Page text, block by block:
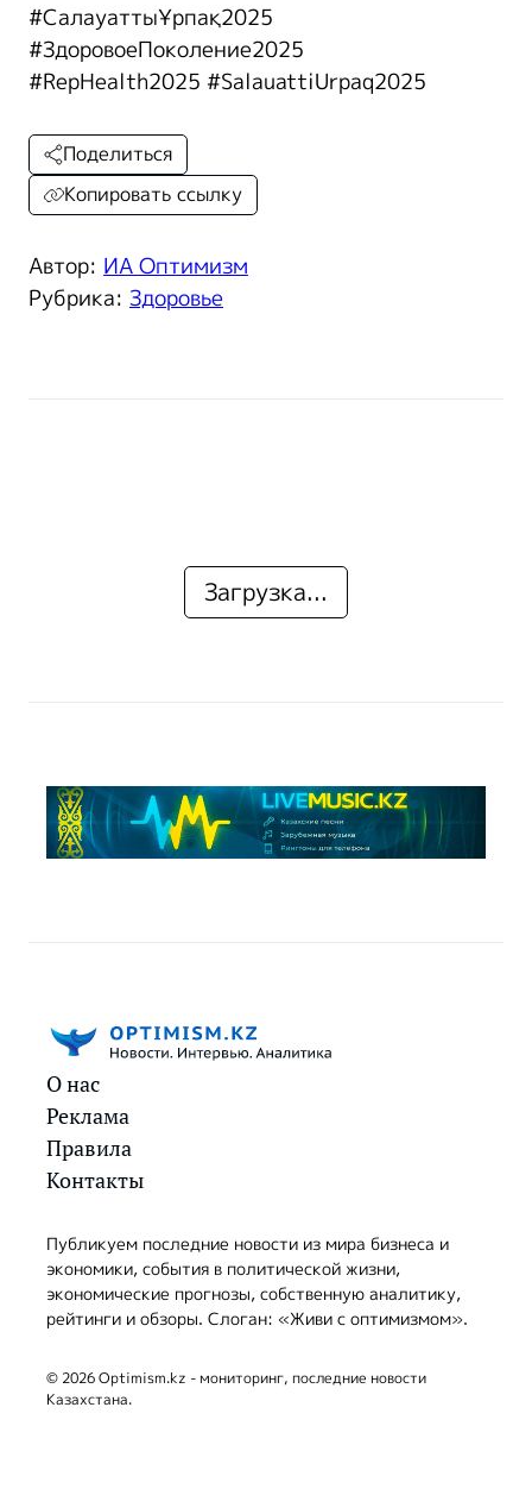
#СалауаттыҰрпақ2025
#ЗдоровоеПоколение2025
#RepHealth2025 #SalauattiUrpaq2025
Автор: ИА Оптимизм
Рубрика: Здоровье
Поделиться
Копировать ссылку
Загрузка...
О нас
Реклама
Правила
Контакты
Публикуем последние новости из мира бизнеса и
экономики, события в политической жизни,
экономические прогнозы, собственную аналитику,
рейтинги и обзоры. Слоган: «Живи с оптимизмом».
© 2026 Optimism.kz - мониторинг, последние новости
Казахстана.